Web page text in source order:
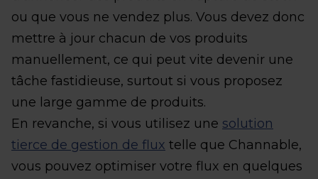
ou que vous ne vendez plus. Vous devez donc
mettre à jour chacun de vos produits
manuellement, ce qui peut vite devenir une
tâche fastidieuse, surtout si vous proposez
une large gamme de produits.
En revanche, si vous utilisez une solution
tierce de gestion de flux telle que Channable,
vous pouvez optimiser votre flux en quelques